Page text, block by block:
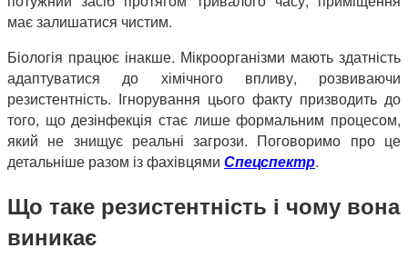
має залишатися чистим.
Біологія працює інакше. Мікроорганізми мають здатність
адаптуватися до хімічного впливу, розвиваючи
резистентність. Ігнорування цього факту призводить до
того, що дезінфекція стає лише формальним процесом,
який не знищує реальні загрози. Поговоримо про це
детальніше разом із фахівцями Спецспектр.
Що таке резистентність і чому вона
виникає